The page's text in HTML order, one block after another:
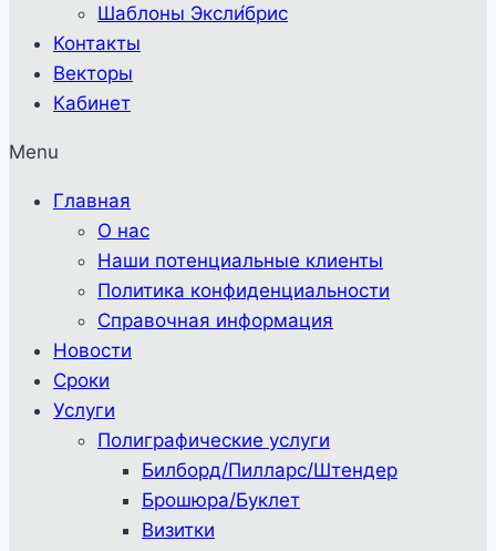
Шаблоны Эксли́брис
Контакты
Векторы
Кабинет
Menu
Главная
О нас
Наши потенциальные клиенты
Политика конфиденциальности
Справочная информация
Новости
Сроки
Услуги
Полиграфические услуги
Билборд/Пилларс/Штендер
Брошюра/Буклет
Визитки